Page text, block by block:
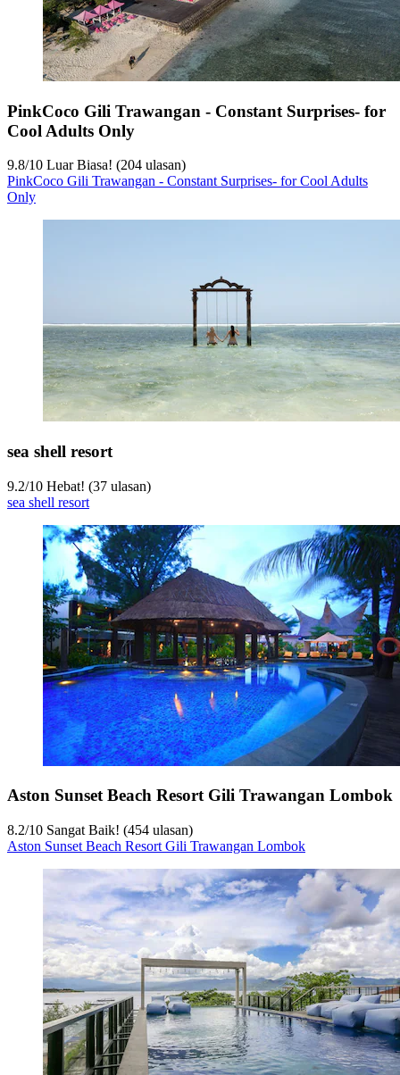
PinkCoco Gili Trawangan - Constant Surprises- for
Cool Adults Only
9.8/10 Luar Biasa! (204 ulasan)
PinkCoco Gili Trawangan - Constant Surprises- for Cool Adults
Only
sea shell resort
9.2/10 Hebat! (37 ulasan)
sea shell resort
Aston Sunset Beach Resort Gili Trawangan Lombok
8.2/10 Sangat Baik! (454 ulasan)
Aston Sunset Beach Resort Gili Trawangan Lombok